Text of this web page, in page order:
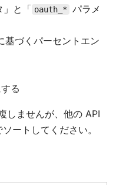
」と「 oauth_*
パラメ
基づくパーセントエン
る
しませんが、他の API
ートしてください。